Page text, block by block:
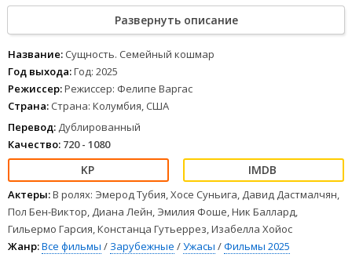
и молилась за нее каждую ночь. Но когда с наступлением
темноты дом превращается в портал потустороннего, и ее
начинает атаковать зловещая сила, Розарио понимает, кому
молилась бабушка на самом деле.
Теперь девушке предстоит столкнуться с демонической
сущностью один на один. Чтобы
своего рода и прекратить раз и навсегда этот семейный кошмар.
12 34 5 678
Развернуть описание
Название: Сущность. Семейный кошмар
Год выхода:Год: 2025
Режиссер:Режиссер: Фелипе Варгас
Страна: Страна: Колумбия, США
Перевод: Дублированный
Качество: 720 - 1080
Актеры:В ролях: Эмерод Тубия, Хосе Суньига, Давид Дастмалчян,
Пол Бен-Виктор, Диана Лейн, Эмилия Фоше, Ник Баллард,
Гильермо Гарсия, Констанца Гутьеррез, Изабелла Хойос
Жанр:Все фильмы / Зарубежные /Ужасы /Фильмы 2025